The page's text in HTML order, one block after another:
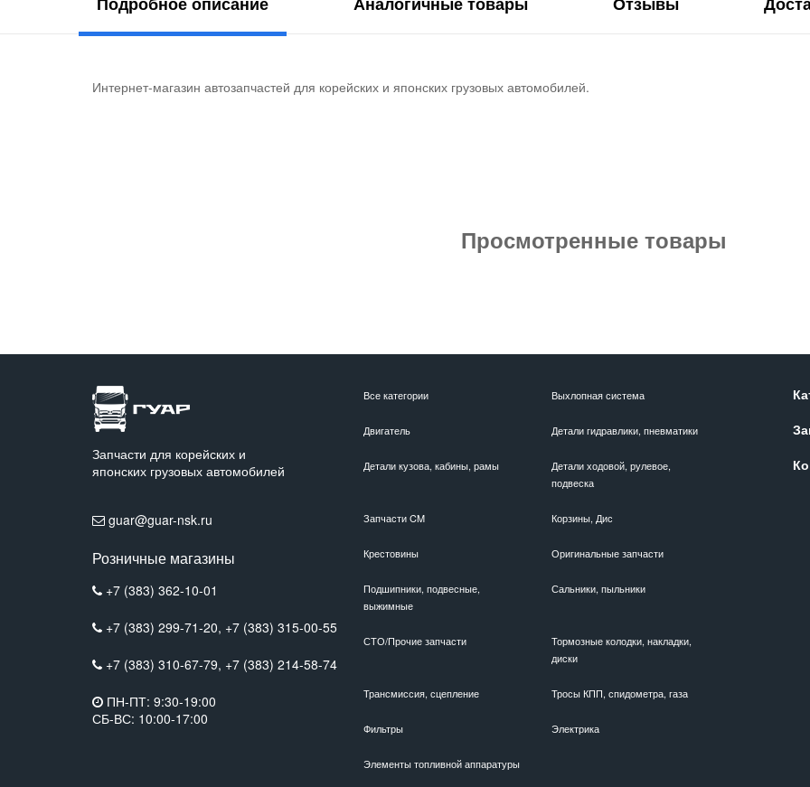
Интернет-магазин автозапчастей для корейских и японских грузовых автомобилей.
Просмотренные товары
Запчасти для корейских и
японских грузовых автомобилей
guar@guar-nsk.ru
Розничные магазины
+7 (383) 362-10-01
+7 (383) 299-71-20, +7 (383) 315-00-55
+7 (383) 310-67-79, +7 (383) 214-58-74
ПН-ПТ: 9:30-19:00
СБ-ВС: 10:00-17:00
Все категории Выхлопная система
Двигатель Детали гидравлики, пневматики
Детали кузова, кабины, рамы
Детали ходовой, рулевое,
подвеска
Запчасти CM Корзины, Дис
Крестовины Оригинальные запчасти
Подшипники, подвесные,
выжимные
Сальники, пыльники
СТО/Прочие запчасти
Тормозные колодки, накладки,
диски
Трансмиссия, сцепление Тросы КПП, спидометра, газа
Фильтры Электрика
Элементы топливной аппаратуры